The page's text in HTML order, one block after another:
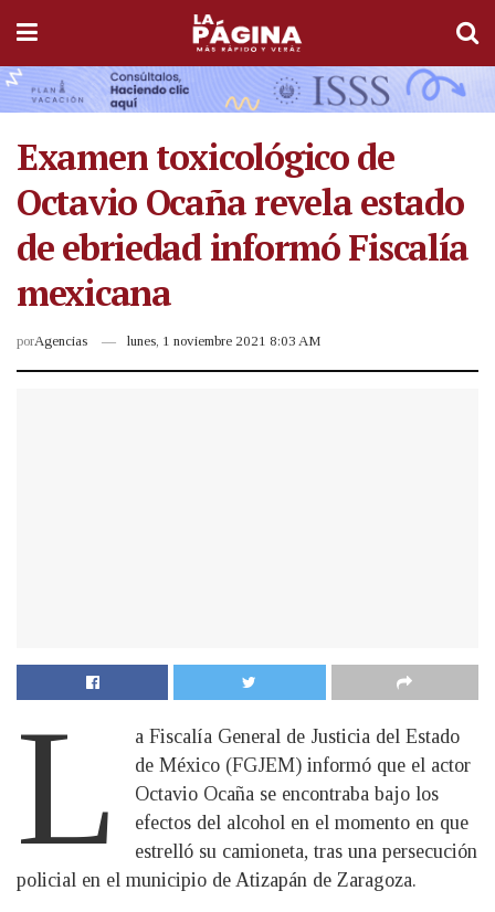
Examen toxicológico de
Octavio Ocaña revela estado
de ebriedad informó Fiscalía
mexicana
porAgencias lunes, 1 noviembre 2021 8:03 AM
L
a Fiscalía General de Justicia del Estado
de México (FGJEM) informó que el actor
Octavio Ocaña se encontraba bajo los
efectos del alcohol en el momento en que
estrelló su camioneta, tras una persecución
policial en el municipio de Atizapán de Zaragoza.